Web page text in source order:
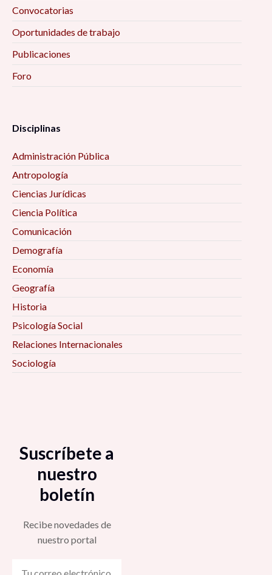
Convocatorias
Oportunidades de trabajo
Publicaciones
Foro
Disciplinas
Administración Pública
Antropología
Ciencias Jurídicas
Ciencia Política
Comunicación
Demografía
Economía
Geografía
Historia
Psicología Social
Relaciones Internacionales
Sociología
Suscríbete a
nuestro
boletín
Recibe novedades de
nuestro portal